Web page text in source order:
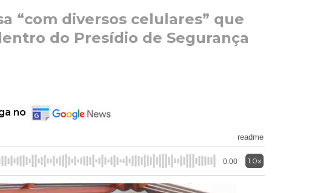
“com diversos celulares” que
do Presídio de Segurança
no
readme
0:00 1.0x